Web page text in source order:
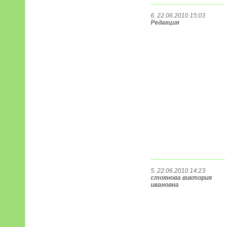
6. 22.06.2010 15:03
Редакция
5. 22.06.2010 14:23
стоянова виктория
ивановна